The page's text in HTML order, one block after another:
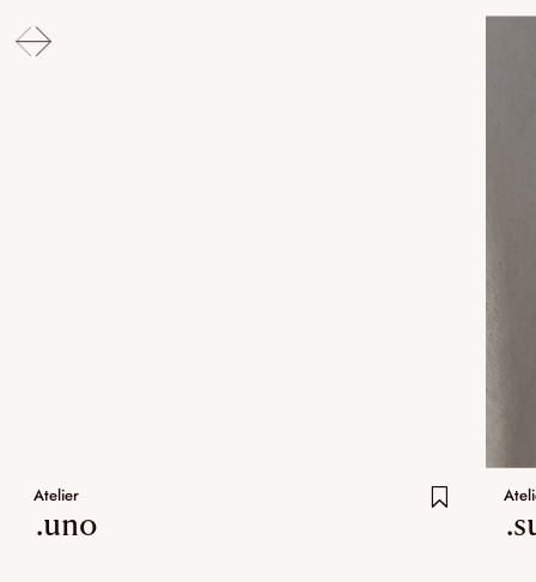
Atelier
.uno